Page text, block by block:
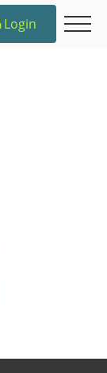
Login